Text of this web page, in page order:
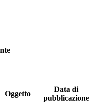
Oggetto
Data di
pubblicazione